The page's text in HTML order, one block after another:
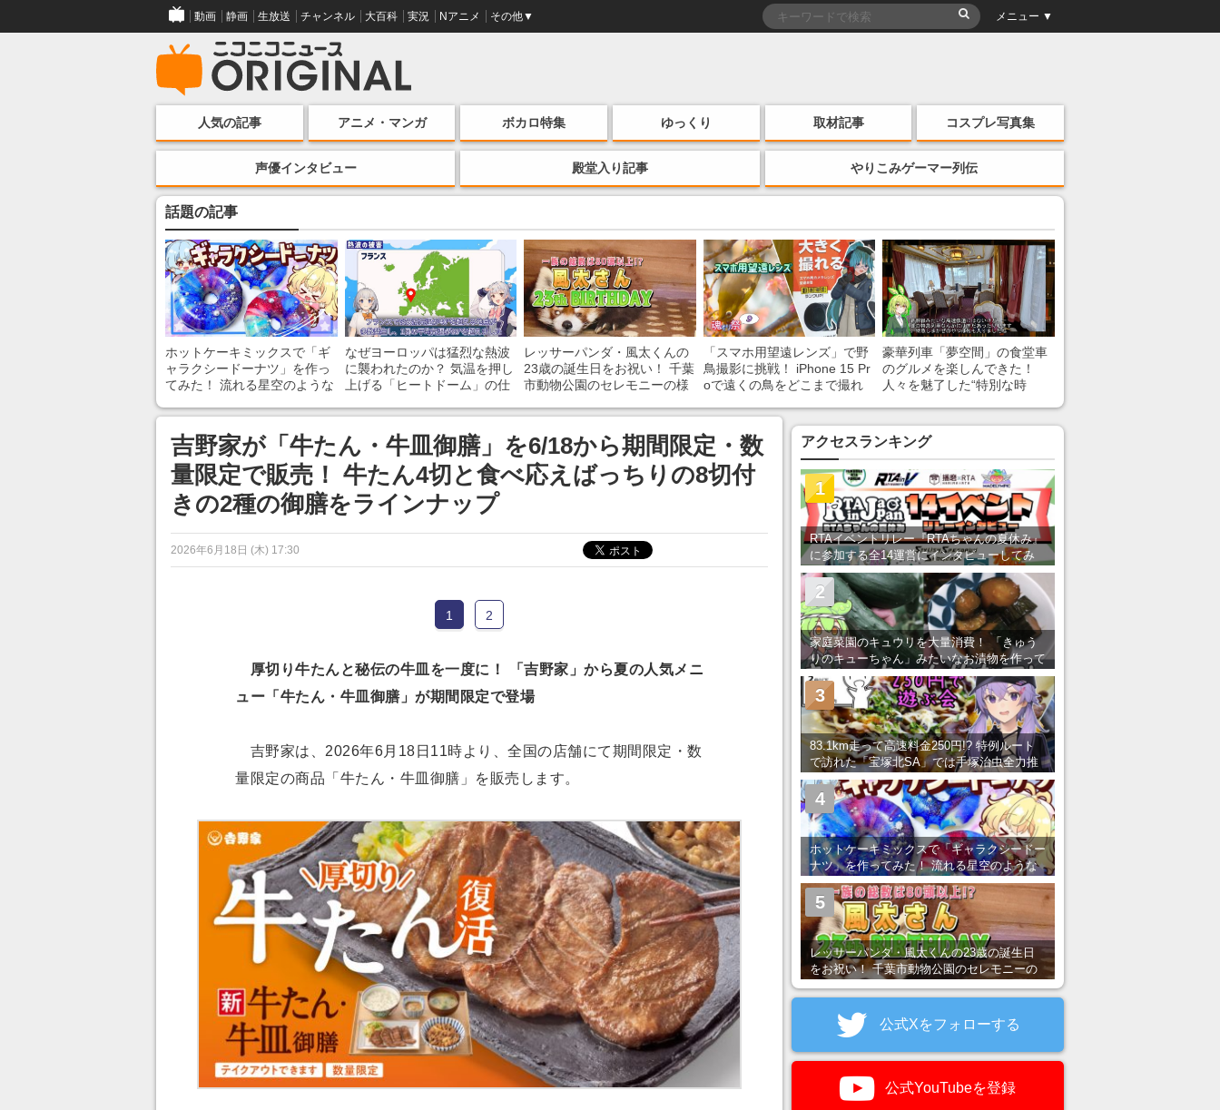
動画 静画 生放送 チャンネル 大百科 実況 Nアニメ その他▼ メニュー ▼
人気の記事 アニメ・マンガ ボカロ特集 ゆっくり 取材記事 コスプレ写真集
声優インタビュー 殿堂入り記事 やりこみゲーマー列伝
話題の記事
ホットケーキミックスで「ギ
ャラクシードーナツ」を作っ
てみた！ 流れる星空のような
なぜヨーロッパは猛烈な熱波
に襲われたのか？ 気温を押し
上げる「ヒートドーム」の仕
レッサーパンダ・風太くんの
23歳の誕生日をお祝い！ 千葉
市動物公園のセレモニーの様
「スマホ用望遠レンズ」で野
鳥撮影に挑戦！ iPhone 15 Pr
oで遠くの鳥をどこまで撮れ
豪華列車「夢空間」の食堂車
のグルメを楽しんできた！
人々を魅了した“特別な時
吉野家が「牛たん・牛皿御膳」を6/18から期間限定・数
量限定で販売！ 牛たん4切と食べ応えばっちりの8切付
きの2種の御膳をラインナップ
2026年6月18日 (木) 17:30
1 2
厚切り牛たんと秘伝の牛皿を一度に！ 「吉野家」から夏の人気メニ
ュー「牛たん・牛皿御膳」が期間限定で登場
吉野家は、2026年6月18日11時より、全国の店舗にて期間限定・数
量限定の商品「牛たん・牛皿御膳」を販売します。
アクセスランキング
RTAイベントリレー『RTAちゃんの夏休み』
に参加する全14運営にインタビューしてみ
た！ 「RTA in Japan」のチャンネルの貸し
出しを利用し8/9から1週間にわたって開催
1
家庭菜園のキュウリを大量消費！ 「きゅう
りのキューちゃん」みたいなお漬物を作って
みた
2
83.1km走って高速料金250円!? 特例ルート
で訪れた「宝塚北SA」では手塚治虫全力推
し＆関西グルメが楽しめる！
3
ホットケーキミックスで「ギャラクシードー
ナツ」を作ってみた！ 流れる星空のような
レンチン・レシピを紹介
4
レッサーパンダ・風太くんの23歳の誕生日
をお祝い！ 千葉市動物公園のセレモニーの
5
公式Xをフォローする
公式YouTubeを登録